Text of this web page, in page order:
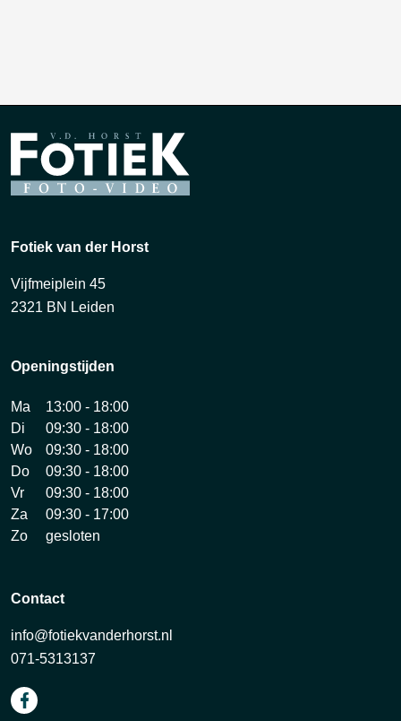
Fotiek van der Horst
Vijfmeiplein 45
2321 BN Leiden
Openingstijden
Ma
13:00 - 18:00
Di
09:30 - 18:00
Wo
09:30 - 18:00
Do
09:30 - 18:00
Vr
09:30 - 18:00
Za
09:30 - 17:00
Zo
gesloten
Contact
info@fotiekvanderhorst.nl
071-5313137